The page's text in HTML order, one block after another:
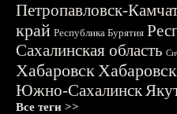
Петропавловск-
край Республика Бурятия
Сахалинская область
Хабаровск
Южно-Сахалинск
Все теги >>